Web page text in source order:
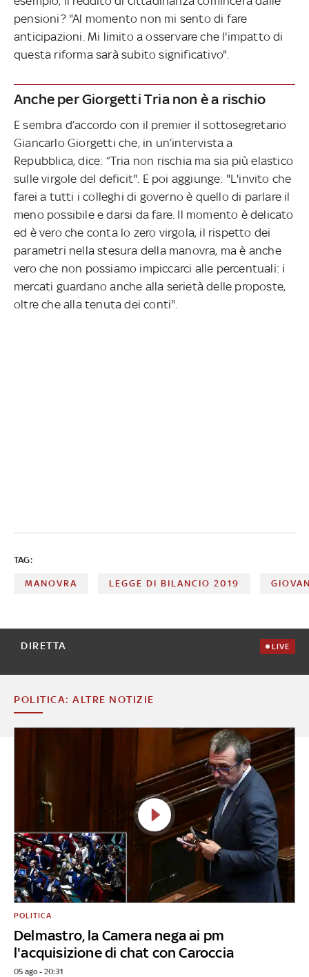
pensioni? "Al momento non mi sento di fare
anticipazioni. Mi limito a osservare che l'impatto di
questa riforma sarà subito significativo".
Anche per Giorgetti Tria non è a rischio
E sembra d’accordo con il premier il sottosegretario
Giancarlo Giorgetti che, in un’intervista a
Repubblica, dice: “Tria non rischia ma sia più elastico
sulle virgole del deficit". E poi aggiunge: "L'invito che
farei a tutti i colleghi di governo è quello di parlare il
meno possibile e darsi da fare. Il momento è delicato
ed è vero che conta lo zero virgola, il rispetto dei
parametri nella stesura della manovra, ma è anche
vero che non possiamo impiccarci alle percentuali: i
mercati guardano anche alla serietà delle proposte,
oltre che alla tenuta dei conti".
TAG:
MANOVRA LEGGE DI BILANCIO 2019
DIRETTA LIVE
POLITICA: ALTRE NOTIZIE
Delmastro, la Camera nega ai pm
l'acquisizione di chat con Caroccia
POLITICA
05 ago - 20:31